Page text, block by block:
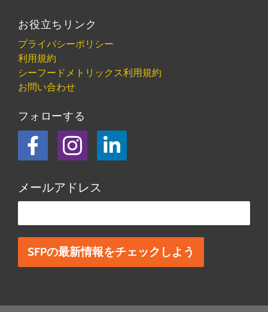
お役立ちリンク
プライバシーポリシー
利用規約
シーフードメトリックス利用規約
お問い合わせ
フォローする
フェイスブック
Instagram
LinkedIn
メールアドレス